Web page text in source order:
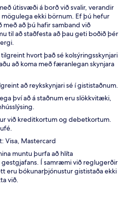
útisvæði á borð við svalir, verandir
mögulega ekki börnum. Ef þú hefur
að þú hafir samband við
til að staðfesta að þau geti boðið þér
hvort það sé kolsýringsskynjari
að koma með færanlegan skynjara
að reykskynjari sé í gististaðnum.
því að á staðnum eru slökkvitæki,
við kreditkortum og debetkortum.
Visa, Mastercard
muntu þurfa að hlíta
Í samræmi við reglugerðir
eru bókunarþjónustur gististaða ekki
við.